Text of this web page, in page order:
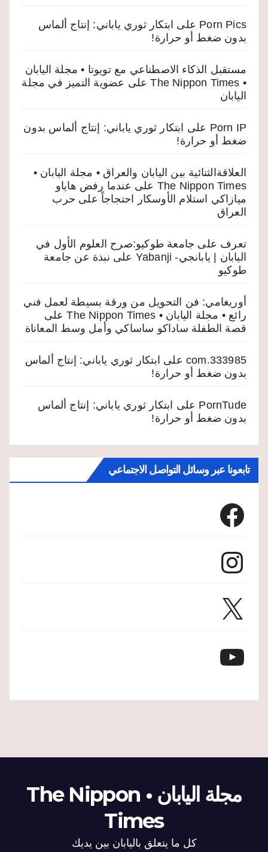
Porn Pics على ابتكار ثوري ياباني: إنتاج ألماس
بدون ضغط أو حرارة!
مستقبل الذكاء الاصطناعي مع تويوتا • مجلة اليابان
• The Nippon Times
على عضوية التميز في مجلة
اليابان
Porn IP على
ابتكار ثوري ياباني: إنتاج ألماس بدون
ضغط أو حرارة!
العلاقةالثنائية بين اليابان والعراق • مجلة اليابان •
The Nippon Times على عندما رفض هاياو
ميازاكي استلام الأوسكار احتجاجاً على حرب
العراق
تعرف على جامعة طوكيو:صرح العلوم الأول في
اليابان | يابانجي- Yabanji
على نبذة عن جامعة
طوكيو
أوريغامي: فن التحويل من ورقة بسيطة لعمل فني
رائع • مجلة اليابان • The Nippon Times
على
قصة الطفلة ساداكو ساساكي وأمل وسط المعاناة
333985.com على ابتكار ثوري ياباني: إنتاج ألماس
بدون ضغط أو حرارة!
PornTude على
ابتكار ثوري ياباني: إنتاج ألماس
بدون ضغط أو حرارة!
تابعونا عبر وسائل التواصل الاجتماعي
Facebook
Instagram
X
YouTube
مجلة اليابان • The Nippon
Times
كل ما يتعلق باليابان بين يديك